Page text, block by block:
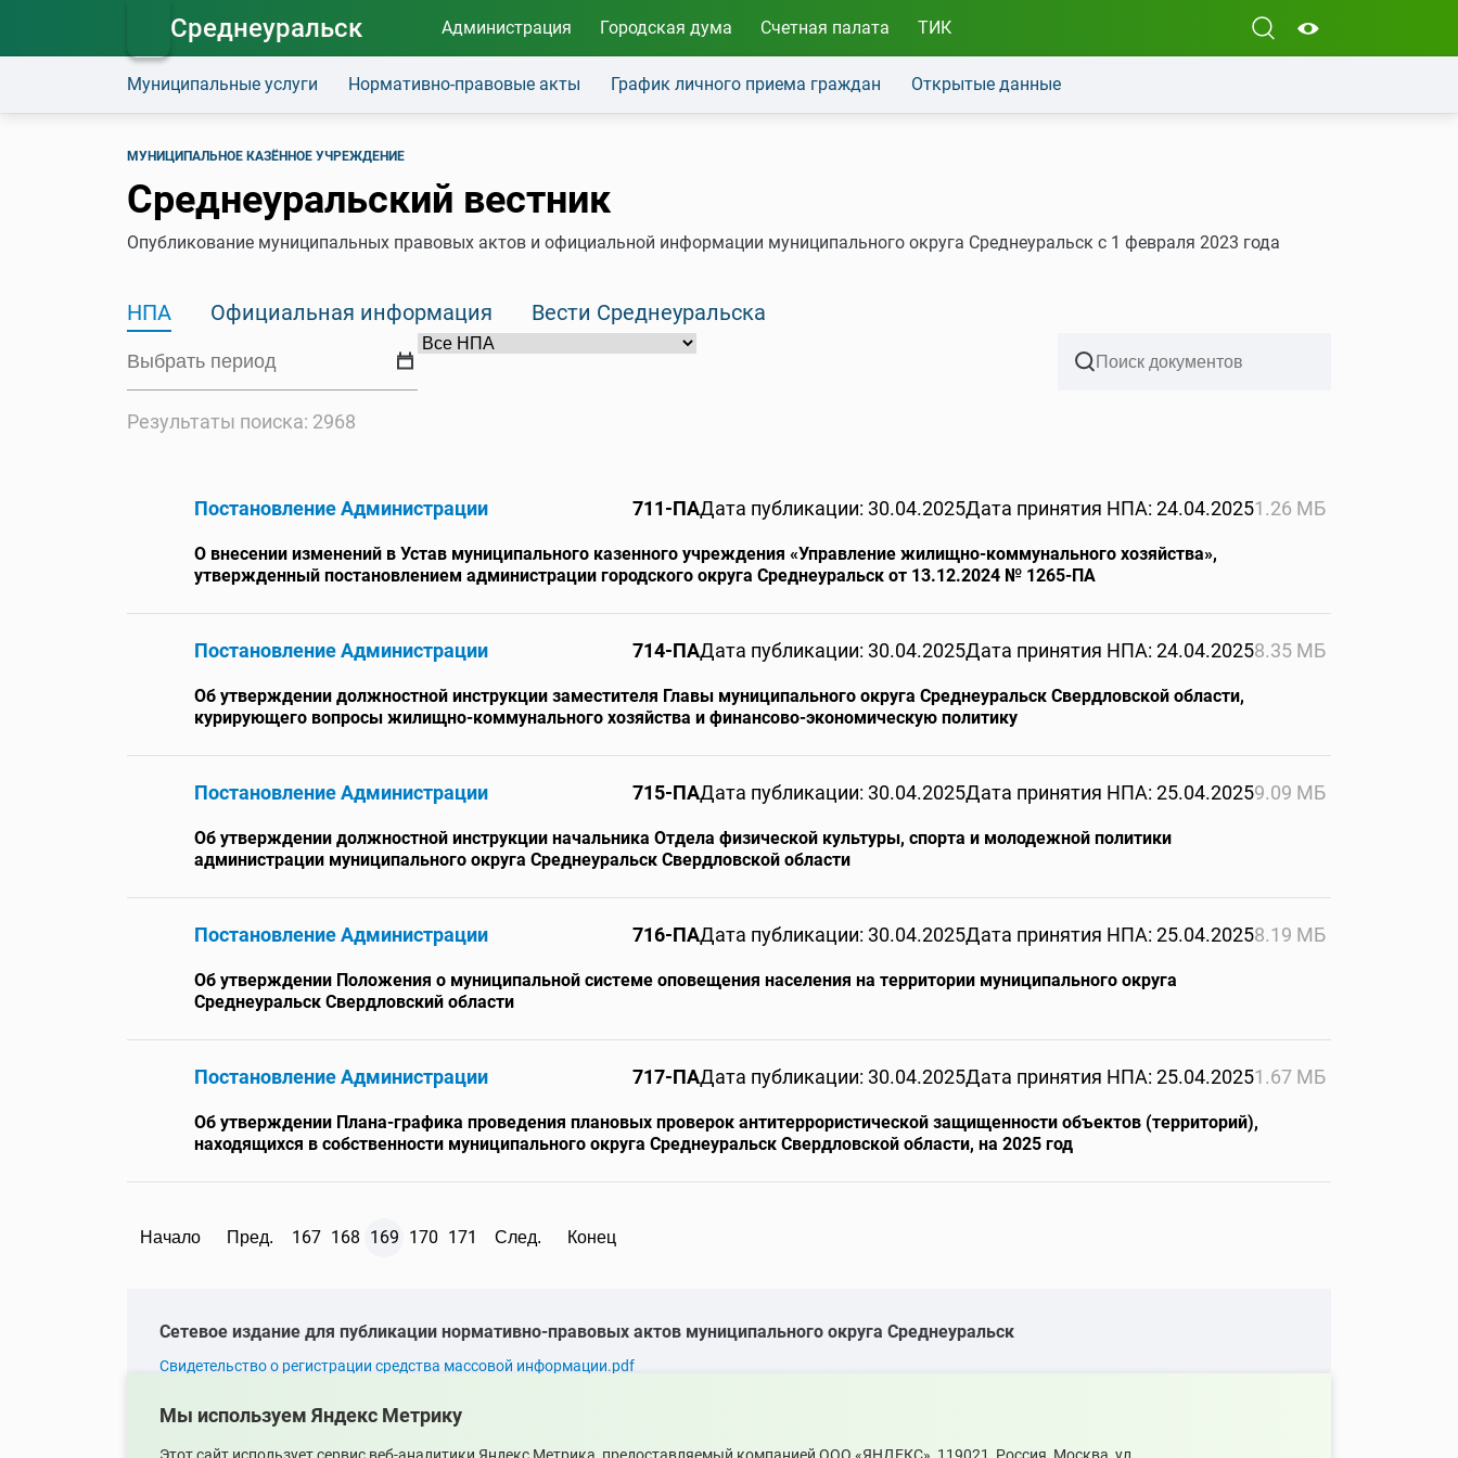
Среднеуральск Администрация Городская дума Счетная палата ТИК
Муниципальные услуги Нормативно-правовые акты График личного приема граждан Открытые данные
МУНИЦИПАЛЬНОЕ КАЗЁННОЕ УЧРЕЖДЕНИЕ
Среднеуральский вестник
Опубликование муниципальных правовых актов и официальной информации муниципального округа Среднеуральск с 1 февраля 2023 года
НПА Официальная информация Вести Среднеуральска
Результаты поиска: 2968
Постановление Администрации 711-ПАДата публикации: 30.04.2025Дата принятия НПА: 24.04.20251.26 МБ
О внесении изменений в Устав муниципального казенного учреждения «Управление жилищно-коммунального хозяйства»,
утвержденный постановлением администрации городского округа Среднеуральск от 13.12.2024 № 1265-ПА
Постановление Администрации 714-ПАДата публикации: 30.04.2025Дата принятия НПА: 24.04.20258.35 МБ
Об утверждении должностной инструкции заместителя Главы муниципального округа Среднеуральск Свердловской области,
курирующего вопросы жилищно-коммунального хозяйства и финансово-экономическую политику
Постановление Администрации 715-ПАДата публикации: 30.04.2025Дата принятия НПА: 25.04.20259.09 МБ
Об утверждении должностной инструкции начальника Отдела физической культуры, спорта и молодежной политики
администрации муниципального округа Среднеуральск Свердловской области
Постановление Администрации 716-ПАДата публикации: 30.04.2025Дата принятия НПА: 25.04.20258.19 МБ
Об утверждении Положения о муниципальной системе оповещения населения на территории муниципального округа
Среднеуральск Свердловский области
Постановление Администрации 717-ПАДата публикации: 30.04.2025Дата принятия НПА: 25.04.20251.67 МБ
Об утверждении Плана-графика проведения плановых проверок антитеррористической защищенности объектов (территорий),
находящихся в собственности муниципального округа Среднеуральск Свердловской области, на 2025 год
Начало Пред. 167 168 169 170 171 След. Конец
Cетевое издание для публикации нормативно-правовых актов муниципального округа Среднеуральск
Cвидетельство о регистрации средства массовой информации.pdf
Главный редактор
Елисеева Е.Н.
Мы используем Яндекс Метрику